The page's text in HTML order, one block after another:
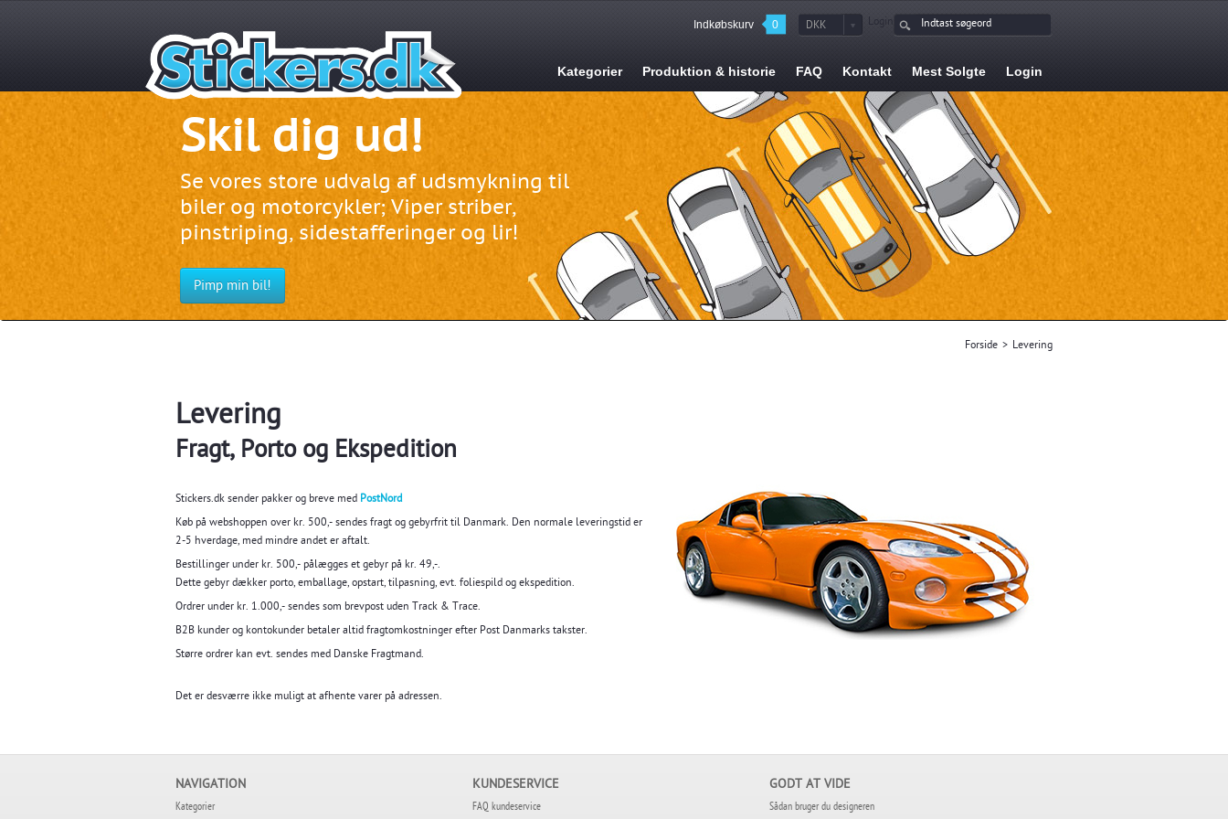
Login
DKK
Indkøbskurv 0
Kategorier Produktion & historie FAQ Kontakt Mest Solgte Login
Skil dig ud!
Se vores store udvalg af udsmykning til
biler og motorcykler; Viper striber,
pinstriping, sidestafferinger og lir!
Pimp min bil!
Forside > Levering
Levering
Fragt, Porto og Ekspedition
Stickers.dk sender pakker og breve med PostNord
Køb på webshoppen over kr. 500,- sendes fragt og gebyrfrit til Danmark. Den normale leveringstid er
2-5 hverdage, med mindre andet er aftalt.
Bestillinger under kr. 500,- pålægges et gebyr på kr. 49,-.
Dette gebyr dækker porto, emballage, opstart, tilpasning, evt. foliespild og ekspedition.
Ordrer under kr. 1.000,- sendes som brevpost uden Track & Trace.
B2B kunder og kontokunder betaler altid fragtomkostninger efter Post Danmarks takster.
Større ordrer kan evt. sendes med Danske Fragtmand.
Det er desværre ikke muligt at afhente varer på adressen.
NAVIGATION
Kategorier
KUNDESERVICE
FAQ kundeservice
GODT AT VIDE
Sådan bruger du designeren